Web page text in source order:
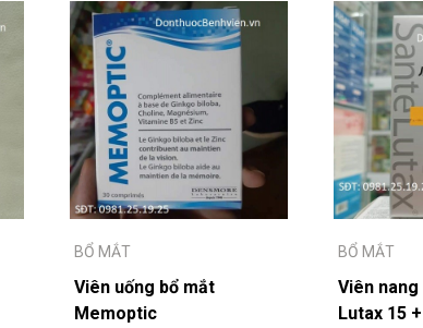
BỔ MẮT
Viên uống bổ mắt
Memoptic
BỔ MẮT
Viên
Lutax 15